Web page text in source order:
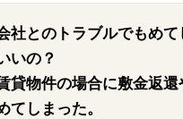
社とのトラブルでもめて
いの？
貸物件の場合に敷金返
てしまった。